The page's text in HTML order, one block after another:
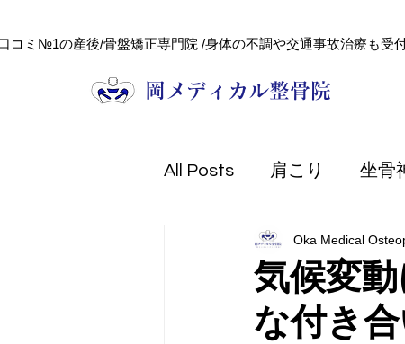
コミ№1の産後/骨盤矯正専門院 /身体の不調や交通事故治療も受
​岡メディカル整骨院
All Posts 肩こり 坐骨
健康コラム
フェイシャル 美容
気候変
な付き
Oka Medical